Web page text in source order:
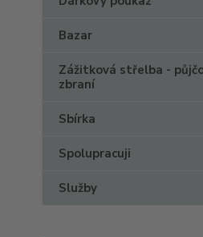
Bazar
Zážitková střelba -
zbraní
Sbírka
Spolupracuji
Služby